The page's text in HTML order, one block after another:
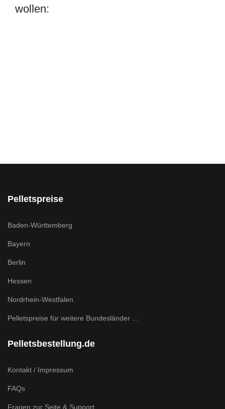
wollen:
Pelletspreise
Baden-Württemberg
Bayern
Berlin
Hessen
Nordrhein-Westfalen
Pelletspreise für weitere Bundesländer ...
Pelletsbestellung.de
Kontakt / Impressum
FAQs
Fragen zur Seite & Support